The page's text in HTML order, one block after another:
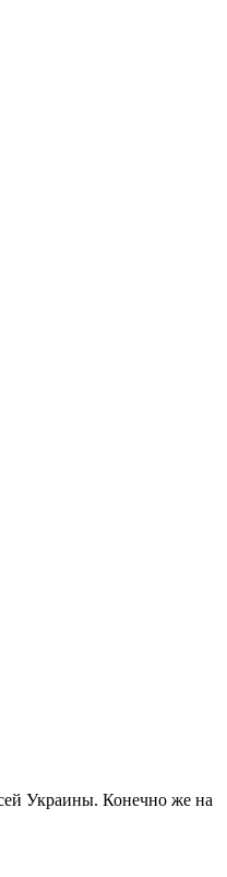
Украины. Конечно же на